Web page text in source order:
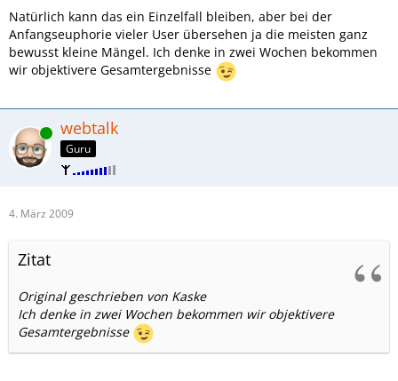
Natürlich kann das ein Einzelfall bleiben, aber bei der
Anfangseuphorie vieler User übersehen ja die meisten ganz
bewusst kleine Mängel. Ich denke in zwei Wochen bekommen
wir objektivere Gesamtergebnisse
Online webtalk
Guru
4. März 2009
Zitat
Original geschrieben von Kaske
Ich denke in zwei Wochen bekommen wir objektivere
Gesamtergebnisse